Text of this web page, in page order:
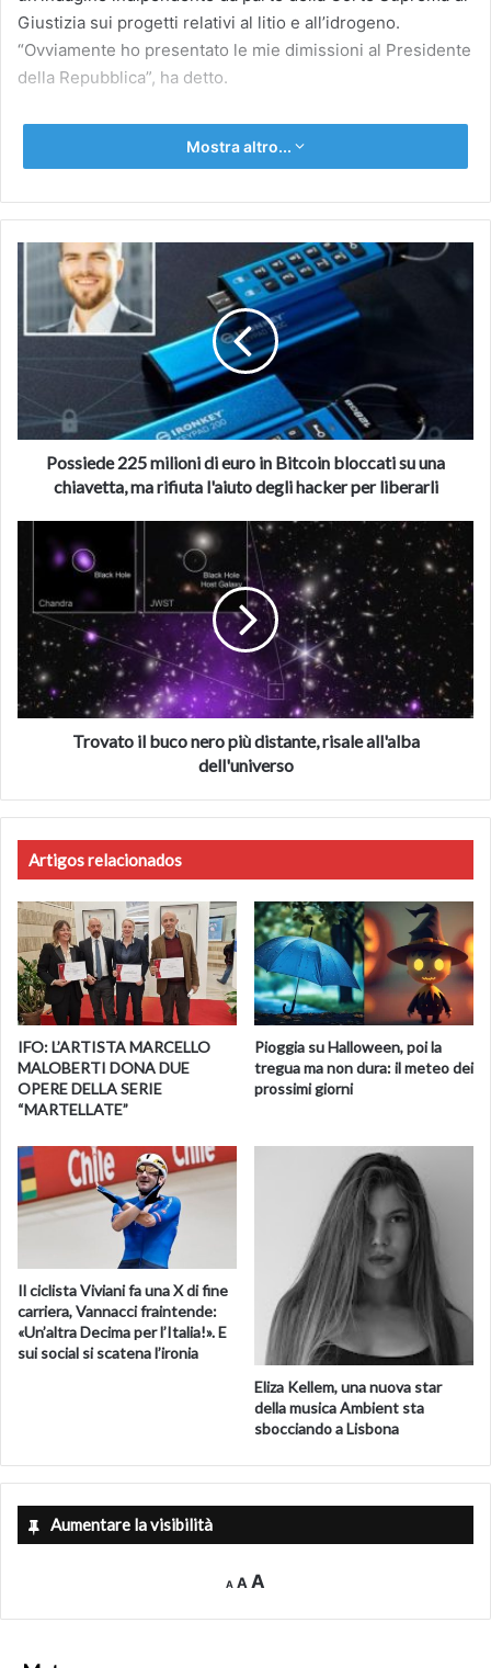
Giustizia sui progetti relativi al litio e all’idrogeno.
“Ovviamente ho presentato le mie dimissioni al Presidente
della Repubblica”, ha detto.
Mostra altro...
Possiede
Bitcoin
bloccati
su
chiavetta,
l'aiuto
hacker
per
liberarli
Possiede 225 milioni di euro in Bitcoin bloccati su una
chiavetta, ma rifiuta l'aiuto degli hacker per liberarli
nero
distante,
risale
all'alba
dell'universo
Trovato il buco nero più distante, risale all'alba
dell'universo
Artigos relacionados
IFO: L’ARTISTA MARCELLO
MALOBERTI DONA DUE
OPERE DELLA SERIE
“MARTELLATE”
Pioggia su Halloween, poi la
tregua ma non dura: il meteo dei
prossimi giorni
Il ciclista Viviani fa una X di fine
carriera, Vannacci fraintende:
«Un’altra Decima per l’Italia!». E
sui social si scatena l’ironia
Eliza Kellem, una nuova star
della musica Ambient sta
sbocciando a Lisbona
Aumentare la visibilità
A
Decrease
font
A Reset
size.
A